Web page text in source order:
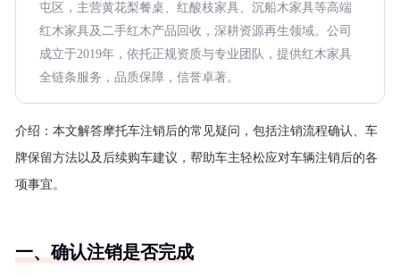
屯区，主营黄花梨餐桌、红酸枝家具、沉船木家具等高端
红木家具及二手红木产品回收，深耕资源再生领域。公司
成立于2019年，依托正规资质与专业团队，提供红木家具
全链条服务，品质保障，信誉卓著。
介绍： 本文解答摩托车注销后的常见疑问，包括注销流程确认、车
牌保留方法以及后续购车建议，帮助车主轻松应对车辆注销后的各
项事宜。
一、确认注销是否完成